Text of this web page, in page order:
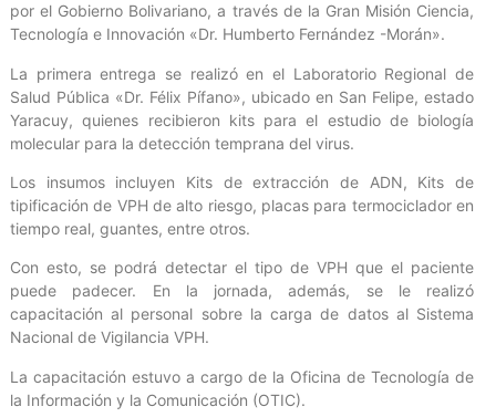
por el Gobierno Bolivariano, a través de la Gran Misión Ciencia,
Tecnología e Innovación «Dr. Humberto Fernández -Morán».
La primera entrega se realizó en el Laboratorio Regional de
Salud Pública «Dr. Félix Pífano», ubicado en San Felipe, estado
Yaracuy, quienes recibieron kits para el estudio de biología
molecular para la detección temprana del virus.
Los insumos incluyen Kits de extracción de ADN, Kits de
tipificación de VPH de alto riesgo, placas para termociclador en
tiempo real, guantes, entre otros.
Con esto, se podrá detectar el tipo de VPH que el paciente
puede padecer. En la jornada, además, se le realizó
capacitación al personal sobre la carga de datos al Sistema
Nacional de Vigilancia VPH.
La capacitación estuvo a cargo de la Oficina de Tecnología de
la Información y la Comunicación (OTIC).